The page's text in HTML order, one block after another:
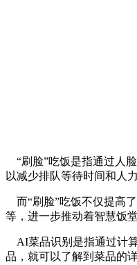
“刷脸”吃饭是指通过人
以减少排队等待时间和人
而“刷脸”吃饭不仅提高
等，进一步推动着智慧饭
AI菜品识别是指通过计
品，就可以了解到菜品的